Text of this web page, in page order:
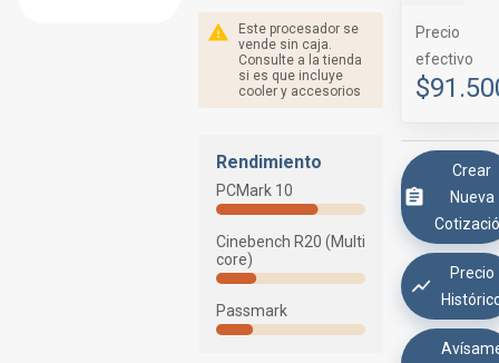
Este procesador se
vende sin caja.
Consulte a la tienda
si es que incluye
cooler y accesorios
Rendimiento
PCMark 10
Cinebench R20 (Multi
core)
Passmark
Precio
efectivo
Crear
Nueva
Precio